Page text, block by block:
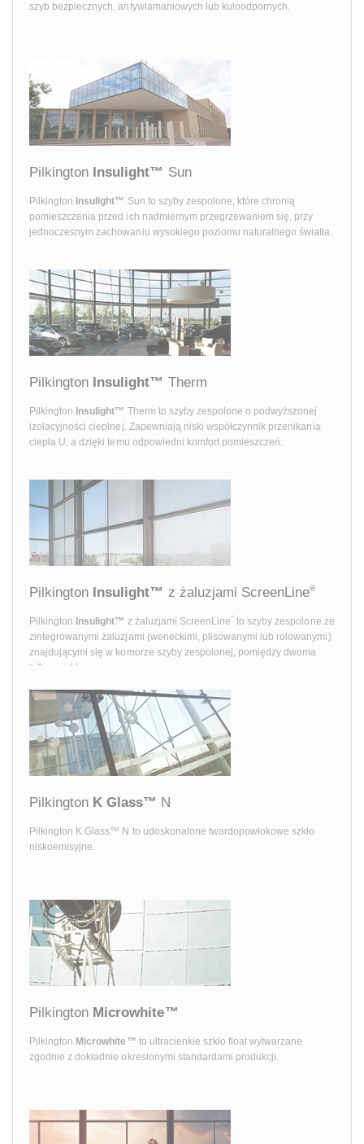
szyb bezpiecznych, antywłamaniowych lub kuloodpornych.
Pilkington Insulight™ Sun
Pilkington Insulight™ Sun to szyby zespolone, które chronią
pomieszczenia przed ich nadmiernym przegrzewaniem się, przy
jednoczesnym zachowaniu wysokiego poziomu naturalnego światła.
Pilkington Insulight™ Therm
Pilkington Insulight™ Therm to szyby zespolone o podwyższonej
izolacyjności cieplnej. Zapewniają niski współczynnik przenikania
ciepła U, a dzięki temu odpowiedni komfort pomieszczeń.
Pilkington Insulight™ z żaluzjami ScreenLine®
Pilkington Insulight™ z żaluzjami ScreenLine ®
to szyby zespolone ze
zintegrowanymi żaluzjami (weneckimi, plisowanymi lub rolowanymi)
znajdującymi się w komorze szyby zespolonej, pomiędzy dwoma
taflami szkła.
Pilkington K Glass™ N
Pilkington K Glass™ N to udoskonalone twardopowłokowe szkło
niskoemisyjne.
Pilkington Microwhite™
Pilkington Microwhite™ to ultracienkie szkło float wytwarzane
zgodnie z dokładnie okreslonymi standardami produkcji.